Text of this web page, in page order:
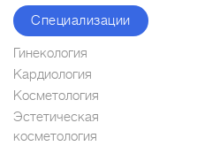
Специализации
Гинекология
Кардиология
Косметология
Эстетическая
косметология